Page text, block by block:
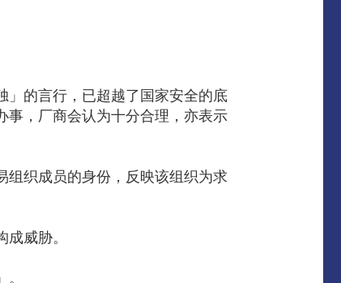
」的言行，已超越了国家安全的底
事，厂商会认为十分合理，亦表示
组织成员的身份，反映该组织为求
威胁。